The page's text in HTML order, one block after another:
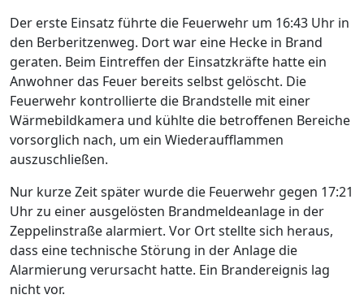
Der erste Einsatz führte die Feuerwehr um 16:43 Uhr in
den Berberitzenweg. Dort war eine Hecke in Brand
geraten. Beim Eintreffen der Einsatzkräfte hatte ein
Anwohner das Feuer bereits selbst gelöscht. Die
Feuerwehr kontrollierte die Brandstelle mit einer
Wärmebildkamera und kühlte die betroffenen Bereiche
vorsorglich nach, um ein Wiederaufflammen
auszuschließen.
Nur kurze Zeit später wurde die Feuerwehr gegen 17:21
Uhr zu einer ausgelösten Brandmeldeanlage in der
Zeppelinstraße alarmiert. Vor Ort stellte sich heraus,
dass eine technische Störung in der Anlage die
Alarmierung verursacht hatte. Ein Brandereignis lag
nicht vor.